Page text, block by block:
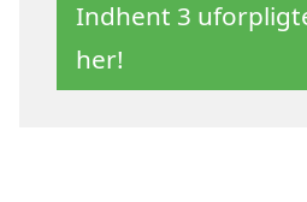
Indhent 3
her!